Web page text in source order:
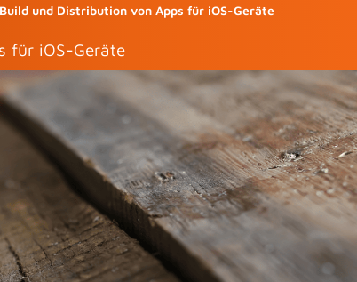
und Distribution von Apps für iOS-Geräte
für iOS-Geräte